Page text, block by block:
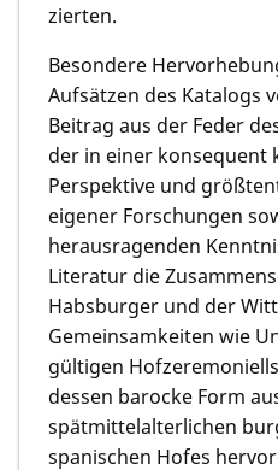
zierten.
Besondere
Aufsätzen des Katalogs
Beitrag aus der Feder
der in einer konsequent
Perspektive und
eigener Forschungen
herausragenden
Literatur die
Habsburger und der
Gemeinsamkeiten wie
gültigen
dessen barocke Form
spätmittelalterlichen
spanischen Hofes